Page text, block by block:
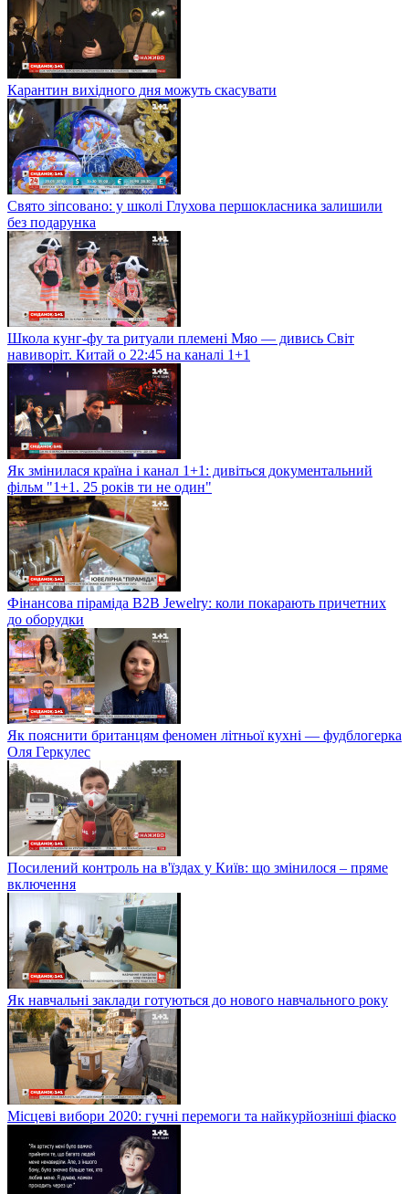
Карантин вихідного дня можуть скасувати
Свято зіпсовано: у школі Глухова першокласника залишили
без подарунка
Школа кунг-фу та ритуали племені Мяо — дивись Світ
навиворіт. Китай о 22:45 на каналі 1+1
Як змінилася країна і канал 1+1: дивіться документальний
фільм "1+1. 25 років ти не один"
Фінансова піраміда B2B Jewelry: коли покарають причетних
до оборудки
Як пояснити британцям феномен літньої кухні — фудблогерка
Оля Геркулес
Посилений контроль на в'їздах у Київ: що змінилося – пряме
включення
Як навчальні заклади готуються до нового навчального року
Місцеві вибори 2020: гучні перемоги та найкурйозніші фіаско